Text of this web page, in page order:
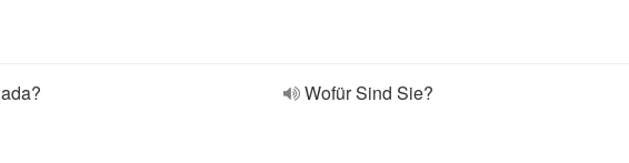
Wofür Sind Sie?